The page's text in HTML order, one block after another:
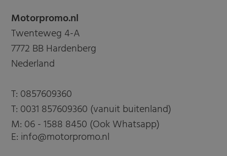
Motorpromo.nl
Twenteweg 4-A
7772 BB Hardenberg
Nederland
T: 0857609360
T: 0031 857609360 (vanuit buitenland)
M: 06 - 1588 8450 (Ook Whatsapp)
E: info@motorpromo.nl